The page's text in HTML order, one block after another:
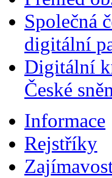
Společná
digitální
Digitální
České
Informace
Rejstříky